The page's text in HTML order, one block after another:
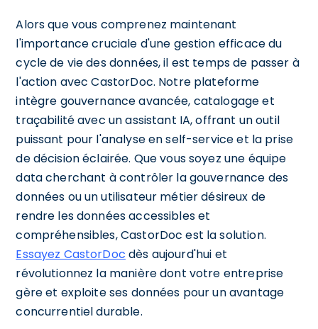
Alors que vous comprenez maintenant
l'importance cruciale d'une gestion efficace du
cycle de vie des données, il est temps de passer à
l'action avec CastorDoc. Notre plateforme
intègre gouvernance avancée, catalogage et
traçabilité avec un assistant IA, offrant un outil
puissant pour l'analyse en self-service et la prise
de décision éclairée. Que vous soyez une équipe
data cherchant à contrôler la gouvernance des
données ou un utilisateur métier désireux de
rendre les données accessibles et
compréhensibles, CastorDoc est la solution.
Essayez CastorDoc dès aujourd'hui et
révolutionnez la manière dont votre entreprise
gère et exploite ses données pour un avantage
concurrentiel durable.